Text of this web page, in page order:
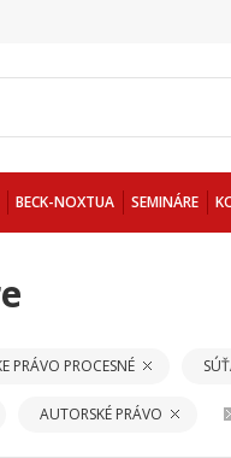
BECK-NOXTUA SEMINÁRE
PRÁVO PROCESNÉ
AUTORSKÉ PRÁVO